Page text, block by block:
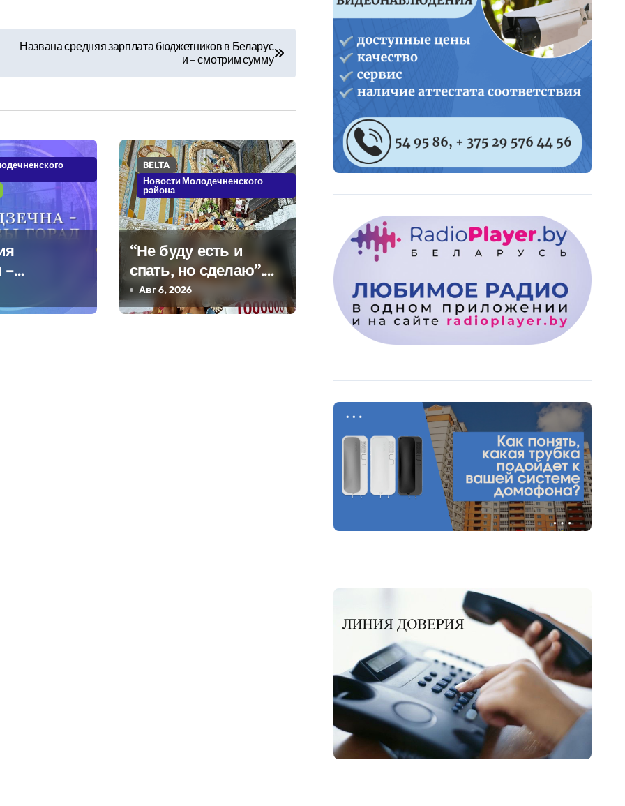
Названа средняя зарплата бюджетников в Беларус
и – смотрим сумму
–
BELTA
Новости Молодечненского
района
“Не буду есть и
спать, но сделаю”.
Мастерица из
Молодечно о 50-
Авг 6, 2026